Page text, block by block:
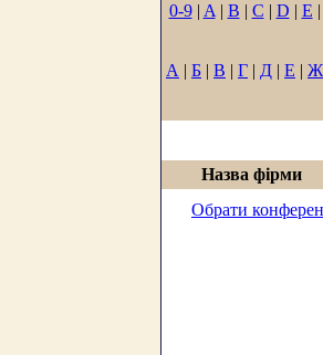
0-9| A | B | C | D | E |
А | Б | В | Г | Д | Е | Ж
Назва фірми
Обрати